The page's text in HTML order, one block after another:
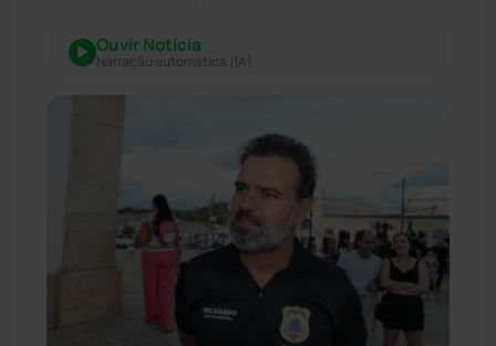
Ouvir Notícia
Narração automática (IA)